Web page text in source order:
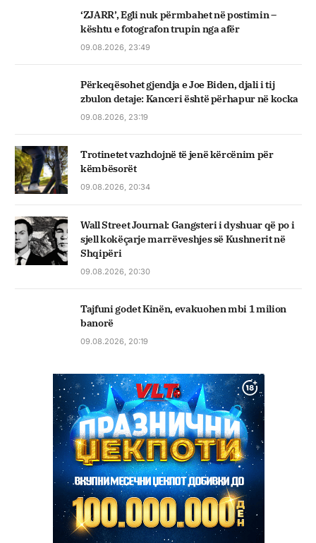
‘ZJARR’, Egli nuk përmbahet në postimin –
kështu e fotografon trupin nga afër
09.08.2026, 23:49
Përkeqësohet gjendja e Joe Biden, djali i tij
zbulon detaje: Kanceri është përhapur në kocka
09.08.2026, 23:19
Trotinetet vazhdojnë të jenë kërcënim për
këmbësorët
09.08.2026, 20:34
Wall Street Journal: Gangsteri i dyshuar që po i
sjell kokëçarje marrëveshjes së Kushnerit në
Shqipëri
09.08.2026, 20:30
Tajfuni godet Kinën, evakuohen mbi 1 milion
banorë
09.08.2026, 20:19